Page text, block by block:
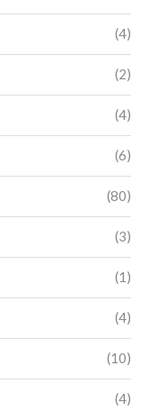
(4)
(2)
(4)
(6)
(80)
(3)
(1)
(4)
(10)
(4)